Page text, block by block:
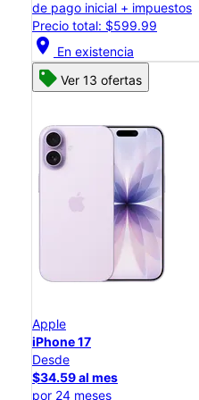
de pago inicial + impuestos
Precio total: $599.99
location_on En existencia
Ver 13 ofertas
Apple
iPhone 17
Desde
$34.59 al mes
por 24 meses